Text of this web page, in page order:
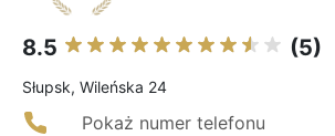
8.5 (5)
Słupsk, Wileńska 24
Pokaż numer telefonu